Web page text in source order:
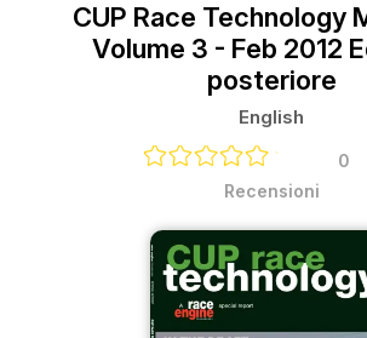
CUP Race Technology
Volume 3 - Feb 2012
posteriore
English
0
Recensioni